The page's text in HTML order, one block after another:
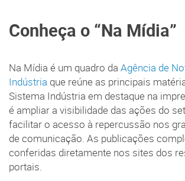
Conheça o “Na Mídia”
Na Mídia é um quadro da Agência de
Indústria que reúne as principais
Sistema Indústria em destaque na
é ampliar a visibilidade das ações do
facilitar o acesso à repercussão nos
de comunicação. As publicações
conferidas diretamente nos sites dos
portais.